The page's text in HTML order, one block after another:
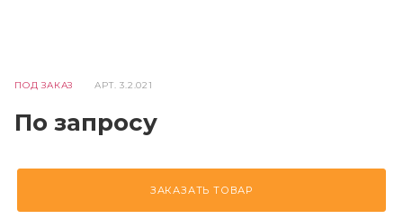
ПОД ЗАКАЗ АРТ.3.2.021
По запросу
ЗАКАЗАТЬ ТОВАР